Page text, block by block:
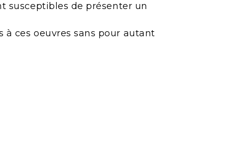
susceptibles de présenter un
ces oeuvres sans pour autant